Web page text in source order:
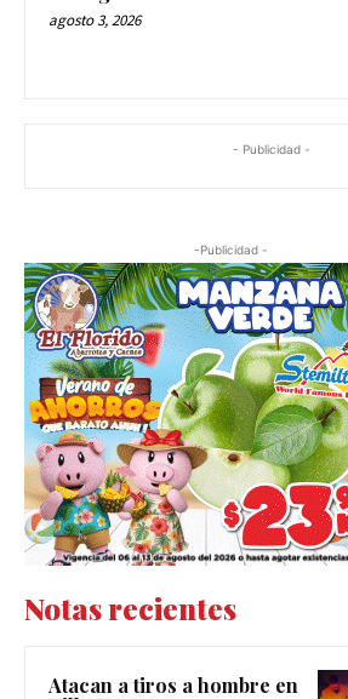
agosto 3, 2026
- Publicidad -
-Publicidad -
Notas recientes
Atacan a tiros a hombre en